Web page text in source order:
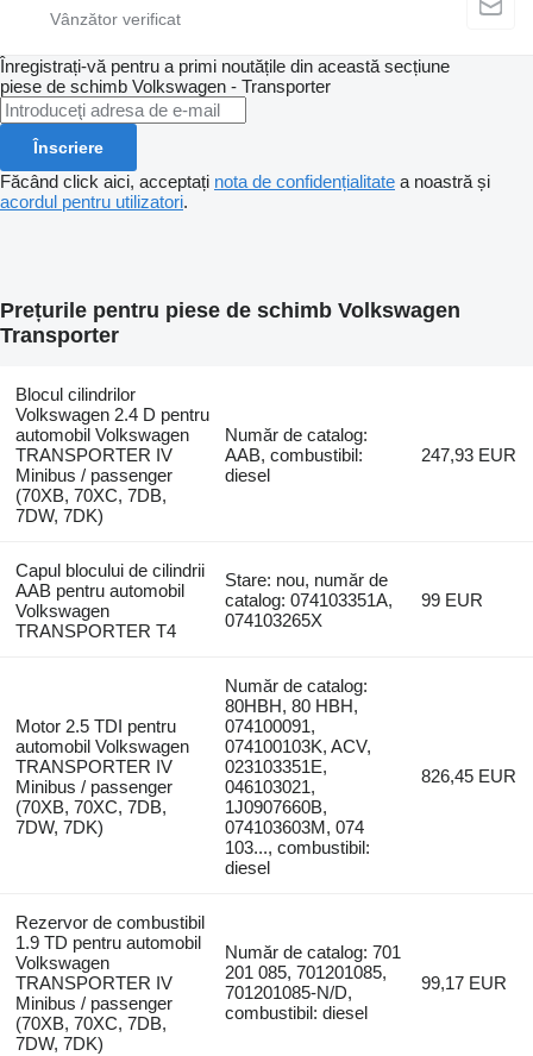
Înregistrați-vă pentru a primi noutățile din această secțiune
piese de schimb Volkswagen - Transporter
Înscriere
Făcând click aici, acceptați nota de confidențialitate a noastră și
acordul pentru utilizatori.
Prețurile pentru piese de schimb Volkswagen
Transporter
Blocul cilindrilor
Volkswagen 2.4 D pentru
automobil Volkswagen
TRANSPORTER IV
Minibus / passenger
(70XB, 70XC, 7DB,
7DW, 7DK)
Număr de catalog:
AAB, combustibil:
diesel
247,93 EUR
Capul blocului de cilindrii
AAB pentru automobil
Volkswagen
TRANSPORTER T4
Stare: nou, număr de
catalog: 074103351A,
074103265X
99 EUR
Motor 2.5 TDI pentru
automobil Volkswagen
TRANSPORTER IV
Minibus / passenger
(70XB, 70XC, 7DB,
7DW, 7DK)
Număr de catalog:
80HBH, 80 HBH,
074100091,
074100103K, ACV,
023103351E,
046103021,
1J0907660B,
074103603M, 074
103..., combustibil:
diesel
826,45 EUR
Rezervor de combustibil
1.9 TD pentru automobil
Volkswagen
TRANSPORTER IV
Minibus / passenger
(70XB, 70XC, 7DB,
7DW, 7DK)
Număr de catalog: 701
201 085, 701201085,
701201085-N/D,
combustibil: diesel
99,17 EUR